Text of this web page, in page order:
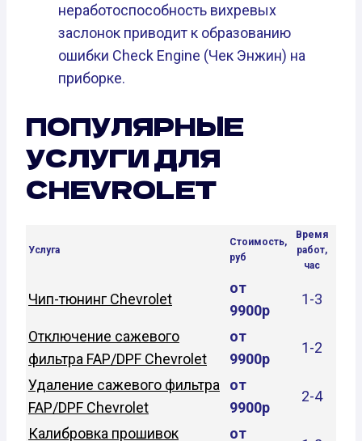
неработоспособность вихревых
заслонок приводит к образованию
ошибки Check Engine (Чек Энжин) на
приборке.
ПОПУЛЯРНЫЕ
УСЛУГИ ДЛЯ
CHEVROLET
Услуга
Стоимость,
руб
Время
работ,
час
Чип-тюнинг Chevrolet
от
9900р
1-3
Отключение сажевого
фильтра FAP/DPF Chevrolet
от
9900р
1-2
Удаление сажевого фильтра
FAP/DPF Chevrolet
от
9900р
2-4
Калибровка прошивок
от